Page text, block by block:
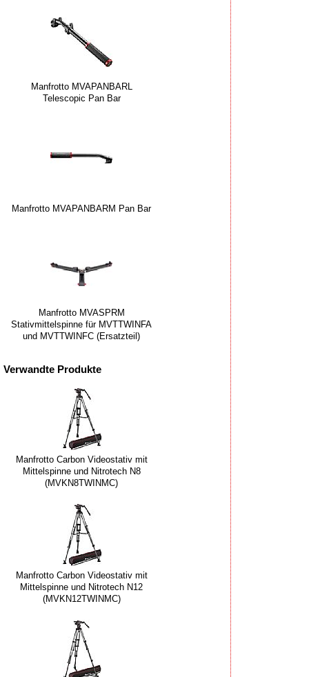
Manfrotto MVAPANBARL
Telescopic Pan Bar
Manfrotto MVAPANBARM Pan Bar
Manfrotto MVASPRM
Stativmittelspinne für MVTTWINFA
und MVTTWINFC (Ersatzteil)
Verwandte Produkte
Manfrotto Carbon Videostativ mit
Mittelspinne und Nitrotech N8
(MVKN8TWINMC)
Manfrotto Carbon Videostativ mit
Mittelspinne und Nitrotech N12
(MVKN12TWINMC)